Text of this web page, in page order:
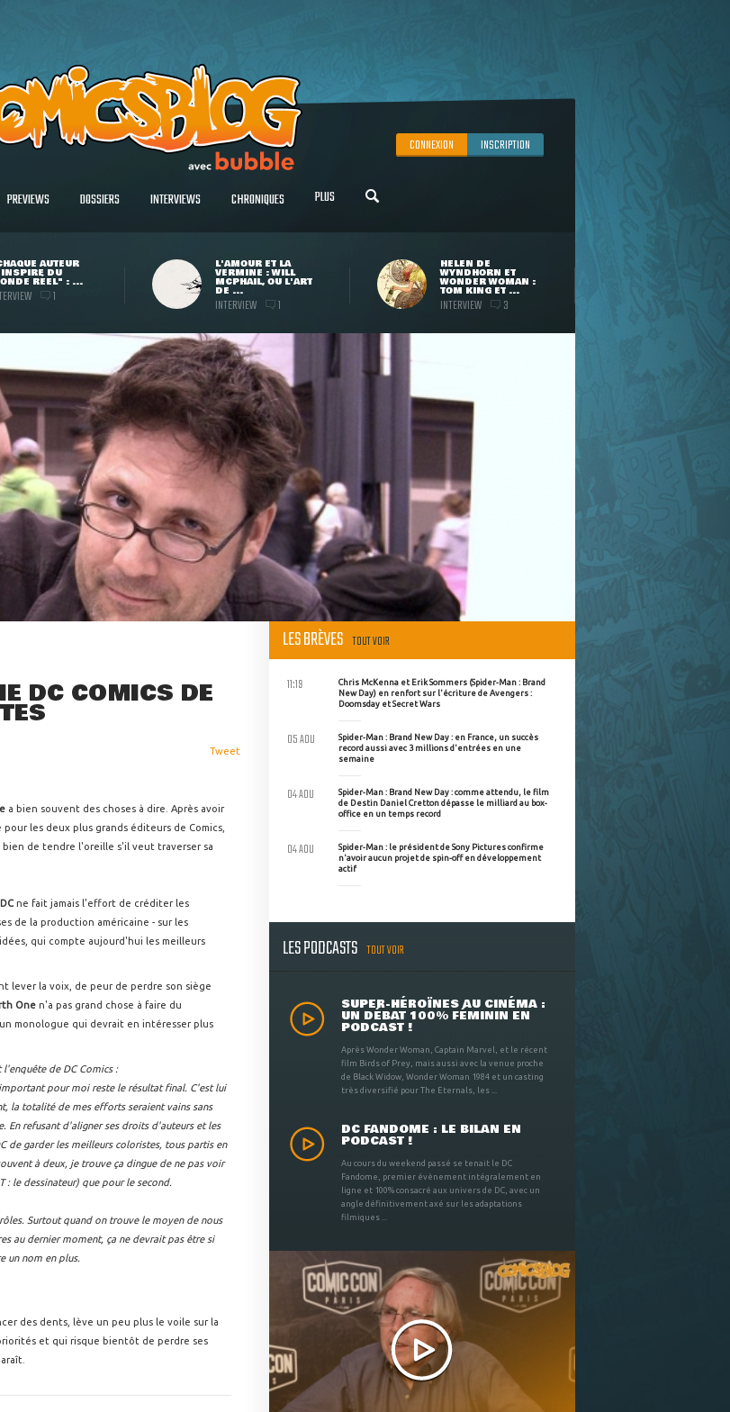
CONNEXION INSCRIPTION
PREVIEWS DOSSIERS INTERVIEWS CHRONIQUES PLUS
AUTEUR
DU
RÉEL" : ...
1
L'AMOUR ET LA
VERMINE : WILL
MCPHAIL, OU L'ART
DE ...
INTERVIEW 1
HELEN DE
WYNDHORN ET
WONDER WOMAN :
TOM KING ET ...
INTERVIEW 3
DC COMICS DE
Tweet
a bien souvent des choses à dire. Après avoir
les deux plus grands éditeurs de Comics,
de tendre l'oreille s'il veut traverser sa
DC ne fait jamais l'effort de créditer les
de la production américaine - sur les
qui compte aujourd'hui les meilleurs
lever la voix, de peur de perdre son siège
One n'a pas grand chose à faire du
monologue qui devrait en intéresser plus
de DC Comics :
pour moi reste le résultat final. C'est lui
la totalité de mes efforts seraient vains sans
refusant d'aligner ses droits d'auteurs et les
de garder les meilleurs coloristes, tous partis en
à deux, je trouve ça dingue de ne pas voir
: le dessinateur) que pour le second.
Surtout quand on trouve le moyen de nous
au dernier moment, ça ne devrait pas être si
un nom en plus.
des dents, lève un peu plus le voile sur la
et qui risque bientôt de perdre ses
LES BRÈVES TOUT VOIR
Chris McKenna et Erik Sommers (Spider-Man : Brand
New Day) en renfort sur l'écriture de Avengers :
Doomsday et Secret Wars
11:19
Spider-Man : Brand New Day : en France, un succès
record aussi avec 3 millions d'entrées en une
semaine
05 AOU
Spider-Man : Brand New Day : comme attendu, le film
de Destin Daniel Cretton dépasse le milliard au box-
office en un temps record
04 AOU
Spider-Man : le président de Sony Pictures confirme
n'avoir aucun projet de spin-off en développement
actif
04 AOU
LES PODCASTS TOUT VOIR
SUPER-HÉROÏNES AU CINÉMA :
UN DÉBAT 100% FÉMININ EN
PODCAST !
Après Wonder Woman, Captain Marvel, et le récent
film Birds of Prey, mais aussi avec la venue proche
de Black Widow, Wonder Woman 1984 et un casting
très diversifié pour The Eternals, les ...
DC FANDOME : LE BILAN EN
PODCAST !
Au cours du weekend passé se tenait le DC
Fandome, premier évènement intégralement en
ligne et 100% consacré aux univers de DC, avec un
angle définitivement axé sur les adaptations
filmiques ...